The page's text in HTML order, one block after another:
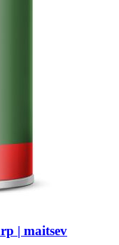
| maitsev